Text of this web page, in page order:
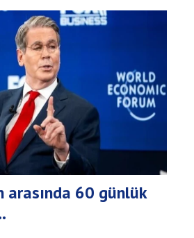
arasında 60 günlük